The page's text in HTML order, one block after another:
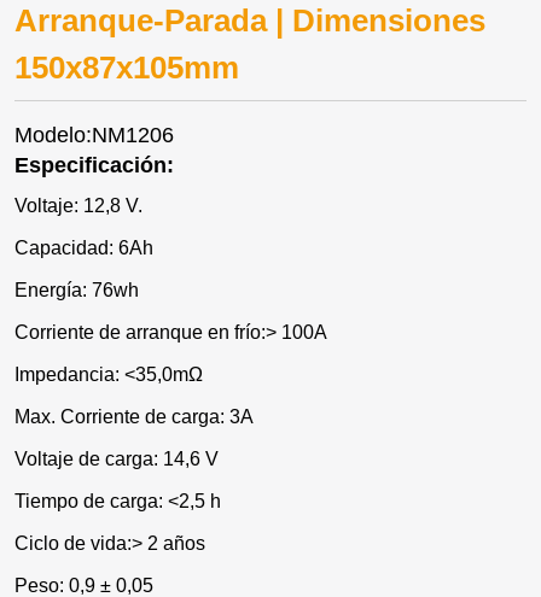
Arranque-Parada | Dimensiones
150x87x105mm
Modelo:NM1206
Especificación:
Voltaje: 12,8 V.
Capacidad: 6Ah
Energía: 76wh
Corriente de arranque en frío:> 100A
Impedancia: <35,0mΩ
Max. Corriente de carga: 3A
Voltaje de carga: 14,6 V
Tiempo de carga: <2,5 h
Ciclo de vida:> 2 años
Peso: 0,9 ± 0,05